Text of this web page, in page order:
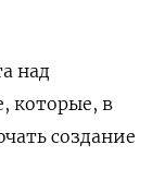
над
которые, в
создание